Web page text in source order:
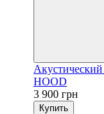
HOOD
3 900 грн
Купить